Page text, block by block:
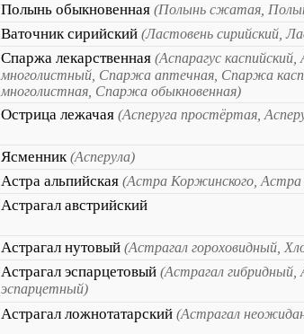
Полынь обыкновенная (Полынь сжатая,
Ваточник сирийский (Ластовень сирийский,
Спаржа лекарственная (Аспарагус
многолистный, Спаржа аптечная, Спаржа
многолистная, Спаржа обыкновенная)
Острица лежачая (Асперуга простёртая,
Ясменник(Асперула)
Астра альпийская (Астра Коржинского,
Астрагал австрийский
Астрагал нутовый (Астрагал гороховидный,
Астрагал эспарцетовый (Астрагал гибридный,
эспарцетный)
Астрагал ложнотатарский (Астрагал